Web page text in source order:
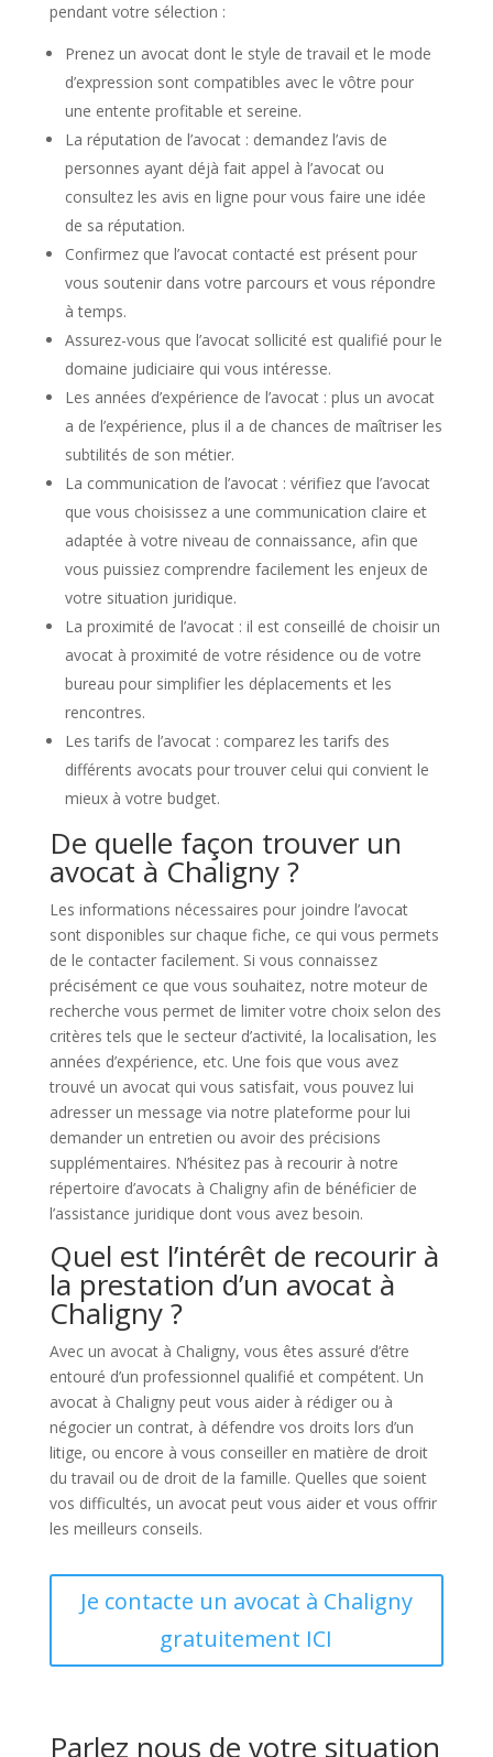
pendant votre sélection :
Prenez un avocat dont le style de travail et le mode
d’expression sont compatibles avec le vôtre pour
une entente profitable et sereine.
La réputation de l’avocat : demandez l’avis de
personnes ayant déjà fait appel à l’avocat ou
consultez les avis en ligne pour vous faire une idée
de sa réputation.
Confirmez que l’avocat contacté est présent pour
vous soutenir dans votre parcours et vous répondre
à temps.
Assurez-vous que l’avocat sollicité est qualifié pour le
domaine judiciaire qui vous intéresse.
Les années d’expérience de l’avocat : plus un avocat
a de l’expérience, plus il a de chances de maîtriser les
subtilités de son métier.
La communication de l’avocat : vérifiez que l’avocat
que vous choisissez a une communication claire et
adaptée à votre niveau de connaissance, afin que
vous puissiez comprendre facilement les enjeux de
votre situation juridique.
La proximité de l’avocat : il est conseillé de choisir un
avocat à proximité de votre résidence ou de votre
bureau pour simplifier les déplacements et les
rencontres.
Les tarifs de l’avocat : comparez les tarifs des
différents avocats pour trouver celui qui convient le
mieux à votre budget.
De quelle façon trouver un
avocat à Chaligny ?
Les informations nécessaires pour joindre l’avocat
sont disponibles sur chaque fiche, ce qui vous permets
de le contacter facilement. Si vous connaissez
précisément ce que vous souhaitez, notre moteur de
recherche vous permet de limiter votre choix selon des
critères tels que le secteur d’activité, la localisation, les
années d’expérience, etc. Une fois que vous avez
trouvé un avocat qui vous satisfait, vous pouvez lui
adresser un message via notre plateforme pour lui
demander un entretien ou avoir des précisions
supplémentaires. N’hésitez pas à recourir à notre
répertoire d’avocats à Chaligny afin de bénéficier de
l’assistance juridique dont vous avez besoin.
Quel est l’intérêt de recourir à
la prestation d’un avocat à
Chaligny ?
Avec un avocat à Chaligny, vous êtes assuré d’être
entouré d’un professionnel qualifié et compétent. Un
avocat à Chaligny peut vous aider à rédiger ou à
négocier un contrat, à défendre vos droits lors d’un
litige, ou encore à vous conseiller en matière de droit
du travail ou de droit de la famille. Quelles que soient
vos difficultés, un avocat peut vous aider et vous offrir
les meilleurs conseils.
Je contacte un avocat à Chaligny
gratuitement ICI
Parlez nous de votre situation